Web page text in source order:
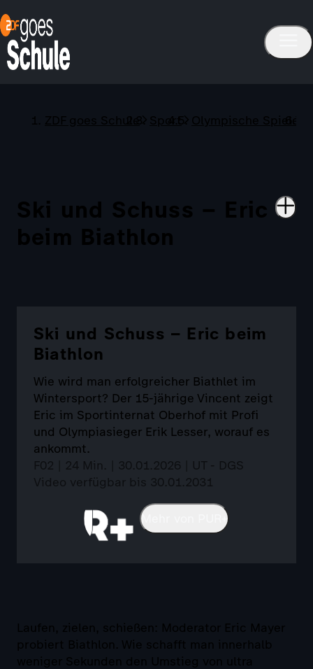
ZDF goes Schule Sport Olympische Spiele
Ski und Schuss – Eric
beim Biathlon
Ski und Schuss – Eric beim
Biathlon
Wie wird man erfolgreicher Biathlet im
Wintersport? Der 15-jährige Vincent zeigt
Eric im Sportinternat Oberhof mit Profi
und Olympiasieger Erik Lesser, worauf es
ankommt.
F02 | 24 Min. | 30.01.2026 | UT - DGS
Video verfügbar bis 30.01.2031
Mehr von PUR+
Laufen, zielen, schießen: Moderator Eric Mayer
probiert Biathlon. Wie schafft man innerhalb
weniger Sekunden den Umstieg von ultra